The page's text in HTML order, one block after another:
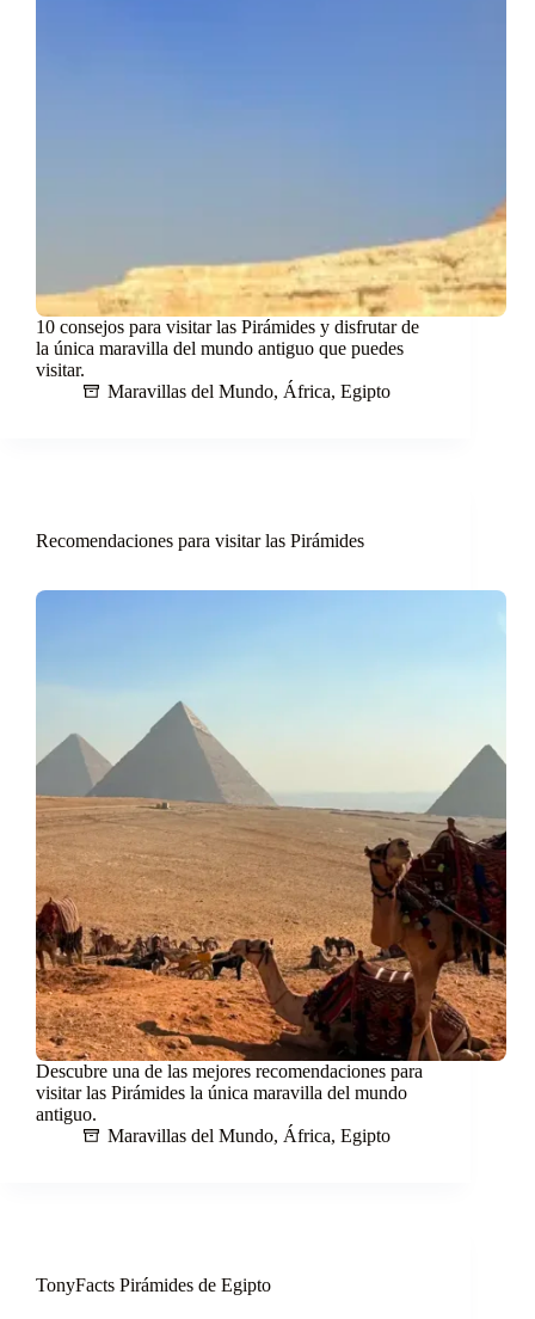
10 consejos para visitar las Pirámides y disfrutar de
la única maravilla del mundo antiguo que puedes
visitar.
Maravillas del Mundo, África, Egipto
Recomendaciones para visitar las Pirámides
Descubre una de las mejores recomendaciones para
visitar las Pirámides la única maravilla del mundo
antiguo.
Maravillas del Mundo, África, Egipto
TonyFacts Pirámides de Egipto